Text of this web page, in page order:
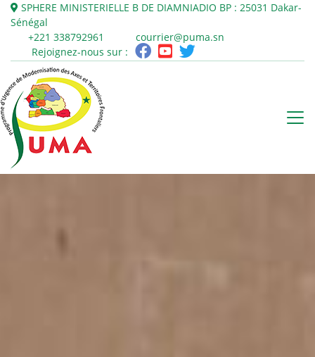
SPHERE MINISTERIELLE B DE DIAMNIADIO BP : 25031 Dakar-
Sénégal
+221 338792961
courrier@puma.sn
Rejoignez-nous sur :